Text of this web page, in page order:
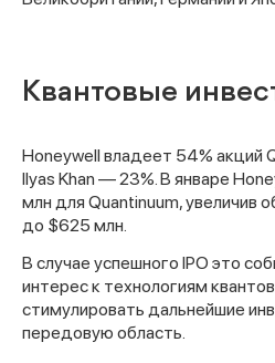
Квантовые
Honeywell владеет 54% акций
Ilyas Khan — 23%. В январе
млн для Quantinuum, увеличив
до $625 млн.
В случае успешного IPO это
интерес к технологиям
стимулировать дальнейшие
передовую область.